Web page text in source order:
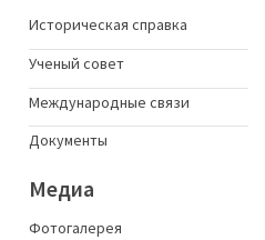
Историческая справка
Ученый совет
Международные связи
Документы
Медиа
Фотогалерея